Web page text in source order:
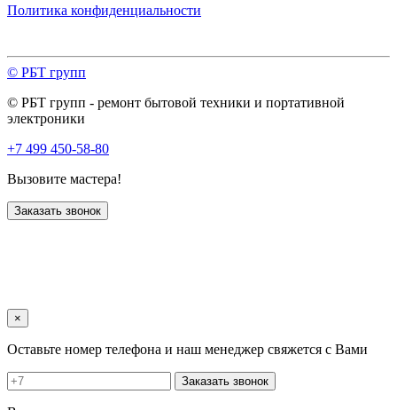
Политика конфиденциальности
© РБТ групп
© РБТ групп - ремонт бытовой техники и портативной
электроники
+7 499 450-58-80
Вызовите мастера!
Заказать звонок
×
Оставьте номер телефона и наш менеджер свяжется с Вами
Заказать звонок